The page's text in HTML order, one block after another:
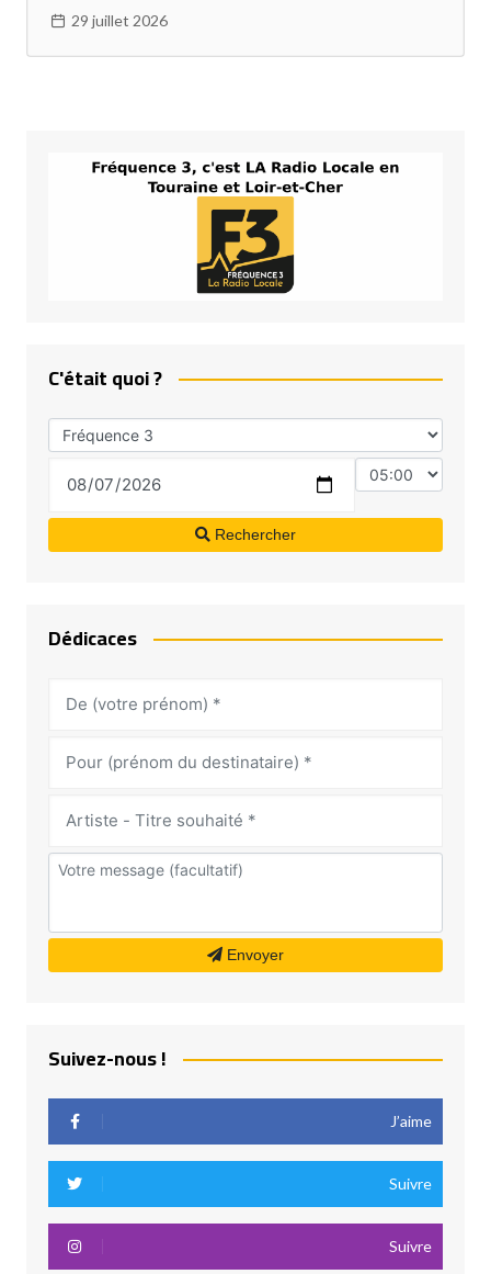
29 juillet 2026
C'était quoi ?
Rechercher
Dédicaces
Envoyer
Suivez-nous !
J’aime
Suivre
Suivre